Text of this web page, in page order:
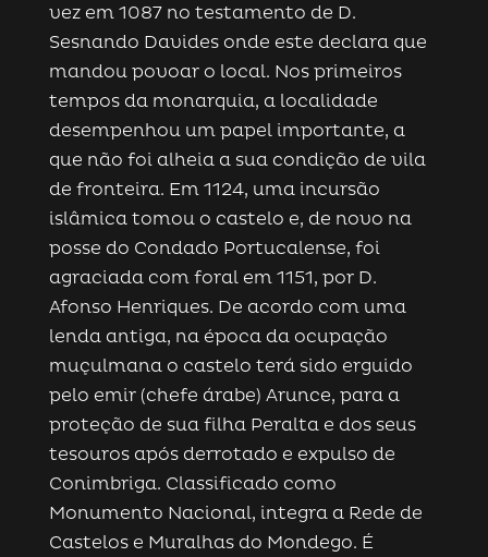
vez em 1087 no testamento de D.
Sesnando Davides onde este declara que
mandou povoar o local. Nos primeiros
tempos da monarquia, a localidade
desempenhou um papel importante, a
que não foi alheia a sua condição de vila
de fronteira. Em 1124, uma incursão
islâmica tomou o castelo e, de novo na
posse do Condado Portucalense, foi
agraciada com foral em 1151, por D.
Afonso Henriques. De acordo com uma
lenda antiga, na época da ocupação
muçulmana o castelo terá sido erguido
pelo emir (chefe árabe) Arunce, para a
proteção de sua filha Peralta e dos seus
tesouros após derrotado e expulso de
Conimbriga. Classificado como
Monumento Nacional, integra a Rede de
Castelos e Muralhas do Mondego. É